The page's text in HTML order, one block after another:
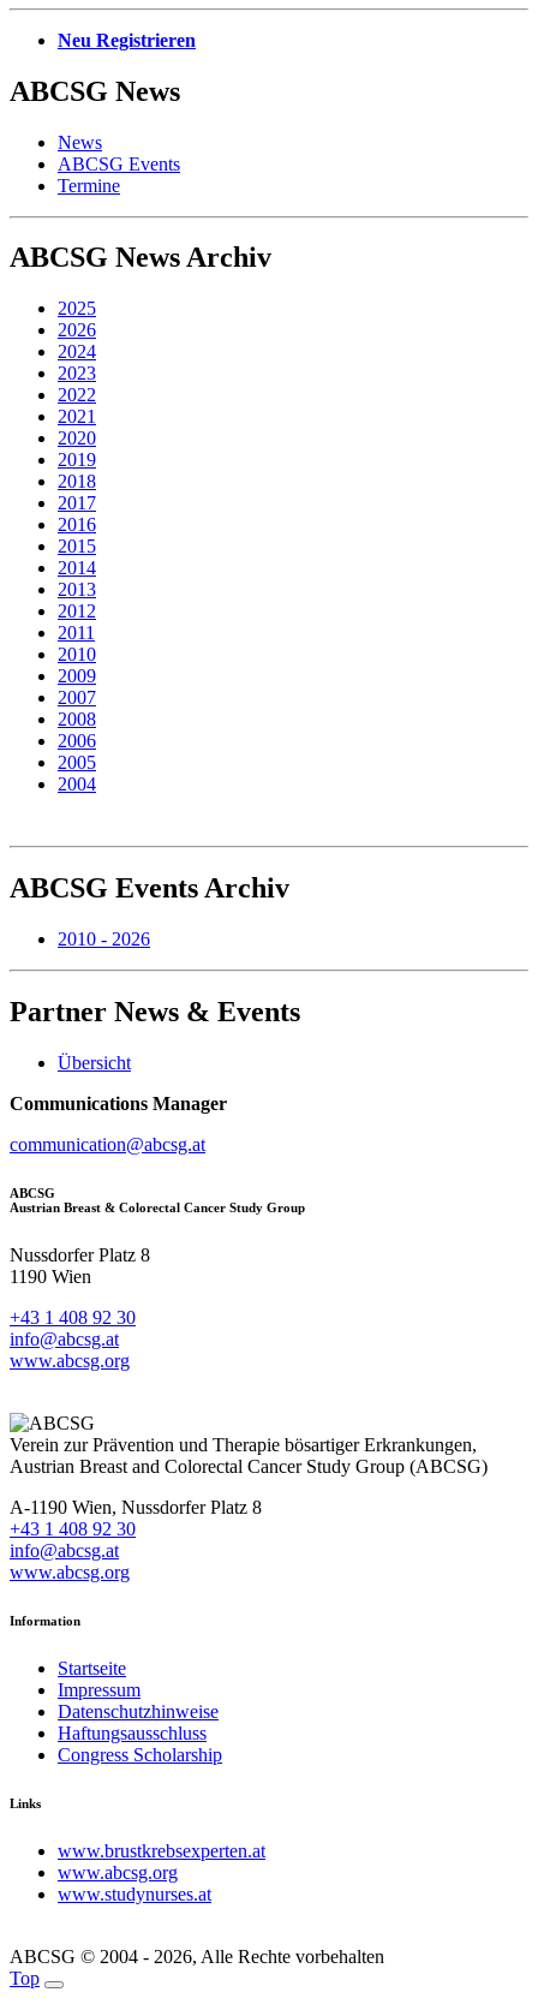
Neu Registrieren
ABCSG News
News
ABCSG Events
Termine
ABCSG News Archiv
2025
2026
2024
2023
2022
2021
2020
2019
2018
2017
2016
2015
2014
2013
2012
2011
2010
2009
2007
2008
2006
2005
2004
ABCSG Events Archiv
2010 - 2026
Partner News & Events
Übersicht
Communications Manager
communication@abcsg.at
ABCSG
Austrian Breast & Colorectal Cancer Study Group
Nussdorfer Platz 8
1190 Wien
+43 1 408 92 30
info@abcsg.at
www.abcsg.org
Verein zur Prävention und Therapie bösartiger Erkrankungen,
Austrian Breast and Colorectal Cancer Study Group (ABCSG)
A-1190 Wien, Nussdorfer Platz 8
+43 1 408 92 30
info@abcsg.at
www.abcsg.org
Information
Startseite
Impressum
Datenschutzhinweise
Haftungsausschluss
Congress Scholarship
Links
www.brustkrebsexperten.at
www.abcsg.org
www.studynurses.at
ABCSG © 2004 - 2026, Alle Rechte vorbehalten
Top